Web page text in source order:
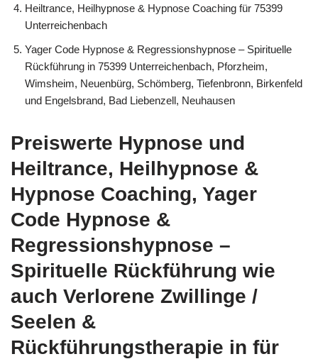
Heiltrance, Heilhypnose & Hypnose Coaching für 75399
Unterreichenbach
Yager Code Hypnose & Regressionshypnose – Spirituelle
Rückführung in 75399 Unterreichenbach, Pforzheim,
Wimsheim, Neuenbürg, Schömberg, Tiefenbronn, Birkenfeld
und Engelsbrand, Bad Liebenzell, Neuhausen
Preiswerte Hypnose und
Heiltrance, Heilhypnose &
Hypnose Coaching, Yager
Code Hypnose &
Regressionshypnose –
Spirituelle Rückführung wie
auch Verlorene Zwillinge /
Seelen &
Rückführungstherapie in für